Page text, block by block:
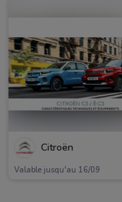
Citroën
Valable jusqu'au 16/09